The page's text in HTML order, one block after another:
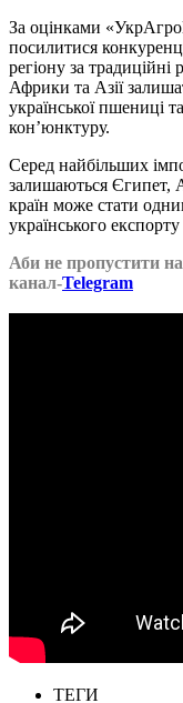
За оцінками
посилитися
регіону за
Африки та Азії
української пшениці
кон’юнктуру.
Серед найбільших
залишаються Єгипет,
країн може стати
українського
Аби не пропустити
канал-Telegram
ТЕГИ